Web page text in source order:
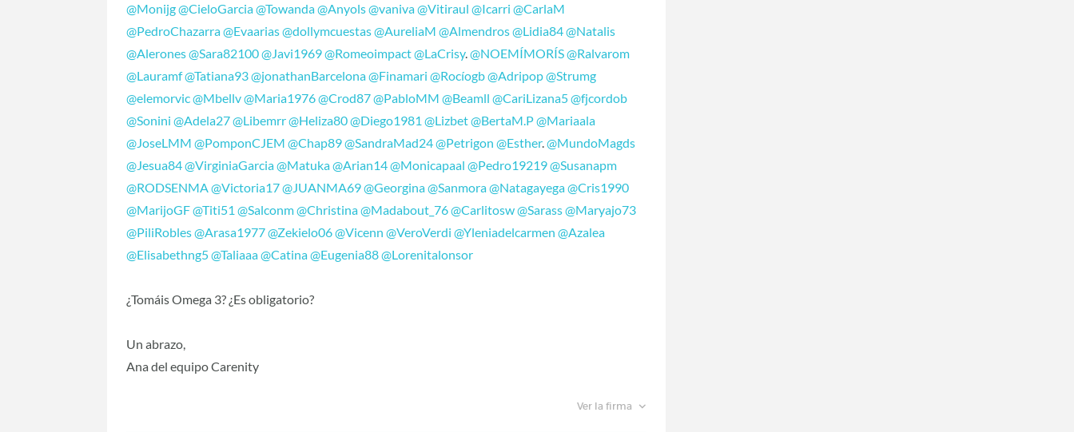
@Monijg@CieloGarcia@Towanda@Anyols@vaniva@Vitiraul @Icarri @CarlaM
@PedroChazarra@Evaarias@dollymcuestas@AureliaM @Almendros@Lidia84@Natalis
@Alerones@Sara82100@Javi1969@Romeoimpact@LaCrisy.@NOEMÍMORÍS@Ralvarom
@Lauramf@Tatiana93@jonathanBarcelona@Finamari @Rocíogb@Adripop@Strumg
@elemorvic@Mbellv@Maria1976@Crod87@PabloMM @Beamll @CariLizana5@fjcordob
@Sonini @Adela27@Libemrr@Heliza80@Diego1981 @Lizbet@BertaM.P@Mariaala
@JoseLMM @PomponCJEM @Chap89@SandraMad24@Petrigon @Esther.@MundoMagds
@Jesua84@VirginiaGarcia@Matuka@Arian14@Monicapaal @Pedro19219@Susanapm
@RODSENMA@Victoria17@JUANMA69@Georgina@Sanmora@Natagayega@Cris1990
@MarijoGF@Titi51 @Salconm@Christina@Madabout_76@Carlitosw@Sarass@Maryajo73
@PiliRobles@Arasa1977@Zekielo06@Vicenn @VeroVerdi @Yleniadelcarmen @Azalea
@Elisabethng5@Taliaaa@Catina@Eugenia88@Lorenitalonsor
¿Tomáis Omega 3? ¿Es obligatorio?
Un abrazo,
Ana del equipo Carenity
Ver la firma